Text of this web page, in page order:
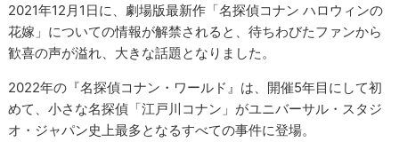
2021年12月1日に、劇場版最新作「名探偵コナン ハロウィンの
花嫁」についての情報が解禁されると、待ちわびたファンから
歓喜の声が溢れ、大きな話題となりました。
2022年の『名探偵コナン・ワールド』は、開催5年目にして初
めて、小さな名探偵「江戸川コナン」がユニバーサル・スタジ
オ・ジャパン史上最多となるすべての事件に登場。